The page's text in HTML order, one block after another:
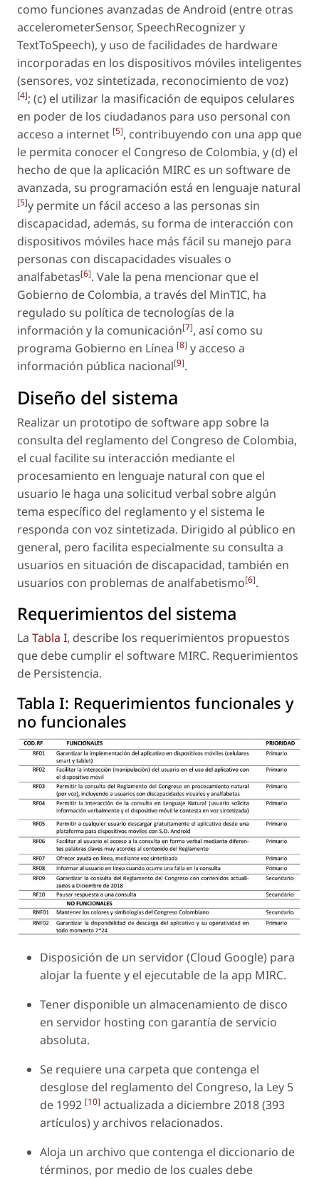
como funciones avanzadas de Android (entre otras
accelerometerSensor, SpeechRecognizer y
TextToSpeech), y uso de facilidades de hardware
incorporadas en los dispositivos móviles inteligentes
(sensores, voz sintetizada, reconocimiento de voz)
[4]; (c) el utilizar la masificación de equipos celulares
en poder de los ciudadanos para uso personal con
acceso a internet [5], contribuyendo con una app que
le permita conocer el Congreso de Colombia, y (d) el
hecho de que la aplicación MIRC es un software de
avanzada, su programación está en lenguaje natural
[5]y permite un fácil acceso a las personas sin
discapacidad, además, su forma de interacción con
dispositivos móviles hace más fácil su manejo para
personas con discapacidades visuales o
analfabetas[6]. Vale la pena mencionar que el
Gobierno de Colombia, a través del MinTIC, ha
regulado su política de tecnologías de la
información y la comunicación[7], así como su
programa Gobierno en Línea [8] y acceso a
información pública nacional[9].
Diseño del sistema
Realizar un prototipo desoftware app sobre la
consulta del reglamento del Congreso de Colombia,
el cual facilite su interacción mediante el
procesamiento en lenguaje natural con que el
usuario le haga una solicitud verbal sobre algún
tema específico del reglamento y el sistema le
responda con voz sintetizada. Dirigido al público en
general, pero facilita especialmente su consulta a
usuarios en situación de discapacidad, también en
usuarios con problemas de analfabetismo[6].
Requerimientos del sistema
La Tabla I, describe los requerimientos propuestos
que debe cumplir el software MIRC. Requerimientos
de Persistencia.
Tabla I: Requerimientos funcionales y
no funcionales
Disposición de un servidor (Cloud Google) para
alojar la fuente y el ejecutable de la app MIRC.
Tener disponible un almacenamiento de disco
en servidor hosting con garantía de servicio
absoluta.
Se requiere una carpeta que contenga el
desglose del reglamento del Congreso, la Ley 5
de 1992 [10] actualizada a diciembre 2018 (393
artículos) y archivos relacionados.
Aloja un archivo que contenga el diccionario de
términos, por medio de los cuales debe